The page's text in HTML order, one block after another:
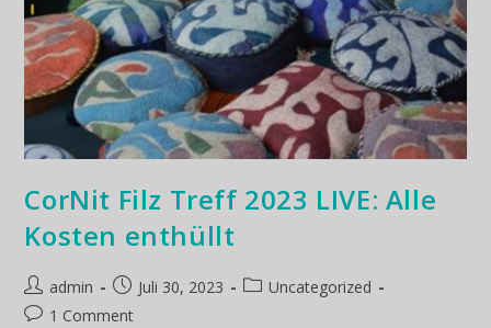
CorNit Filz Treff 2023 LIVE: Alle
Kosten enthüllt
admin Juli 30, 2023
Uncategorized
1 Comment